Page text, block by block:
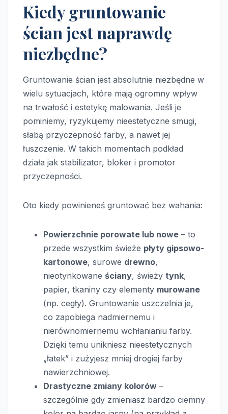
Kiedy gruntowanie
ścian jest naprawdę
niezbędne?
Gruntowanie ścian jest absolutnie niezbędne w
wielu sytuacjach, które mają ogromny wpływ
na trwałość i estetykę malowania. Jeśli je
pominiemy, ryzykujemy nieestetyczne smugi,
słabą przyczepność farby, a nawet jej
łuszczenie. W takich momentach podkład
działa jak stabilizator, bloker i promotor
przyczepności.
Oto kiedy powinieneś gruntować bez wahania:
Powierzchnie porowate lub nowe – to
przede wszystkim świeże płyty gipsowo-
kartonowe, surowe drewno,
nieotynkowane ściany, świeży tynk,
papier, tkaniny czy elementy murowane
(np. cegły). Gruntowanie uszczelnia je,
co zapobiega nadmiernemu i
nierównomiernemu wchłanianiu farby.
Dzięki temu unikniesz nieestetycznych
„łatek” i zużyjesz mniej drogiej farby
nawierzchniowej.
Drastyczne zmiany kolorów –
szczególnie gdy zmieniasz bardzo ciemny